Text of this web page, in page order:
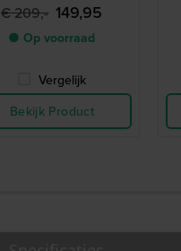
€ 209,- 149,95
● Op voorraad
Vergelijk
Bekijk Product